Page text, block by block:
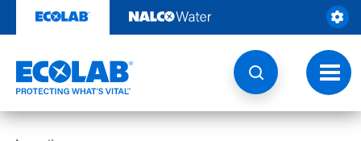
contenu
la